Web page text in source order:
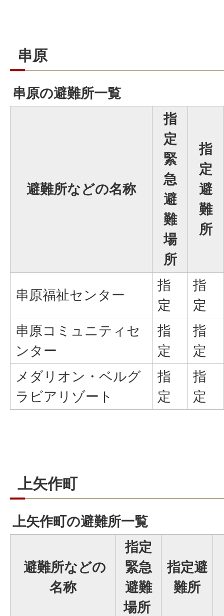
串原
串原の避難所一覧
避難所などの名称
指
定
緊
急
避
難
場
所
指
定
避
難
所
串原福祉センター
指
定
指
定
串原コミュニティセ
ンター
指
定
指
定
メダリオン・ベルグ
ラビアリゾート
指
定
指
定
上矢作町
上矢作町の避難所一覧
避難所などの
名称
指定
緊急
避難
場所
指定避
難所